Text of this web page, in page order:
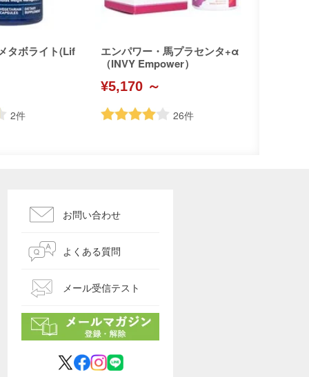
タボライト(Lif
2件
エンパワー・馬プラセンタ+α
（INVY Empower）
¥5,170 ～
26件
お問い合わせ
よくある質問
メール受信テスト